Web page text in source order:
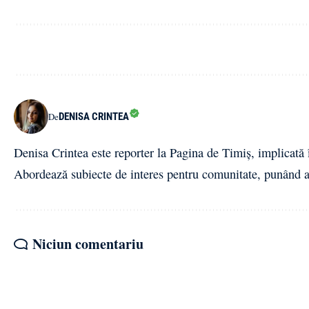
DeDENISA CRINTEA
Denisa Crintea este reporter la Pagina de Timiș,
Abordează subiecte de interes pentru comunitate, punând
Niciun comentariu